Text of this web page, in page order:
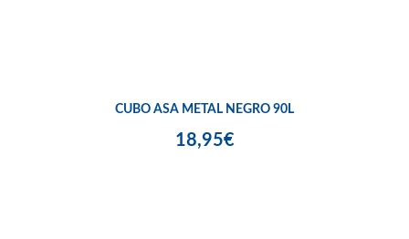
CUBO ASA METAL NEGRO 90L
18,95€